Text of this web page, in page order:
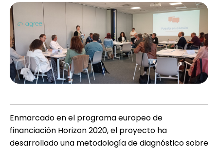
Enmarcado en el programa europeo de
financiación Horizon 2020, el proyecto ha
desarrollado una metodología de diagnóstico sobre